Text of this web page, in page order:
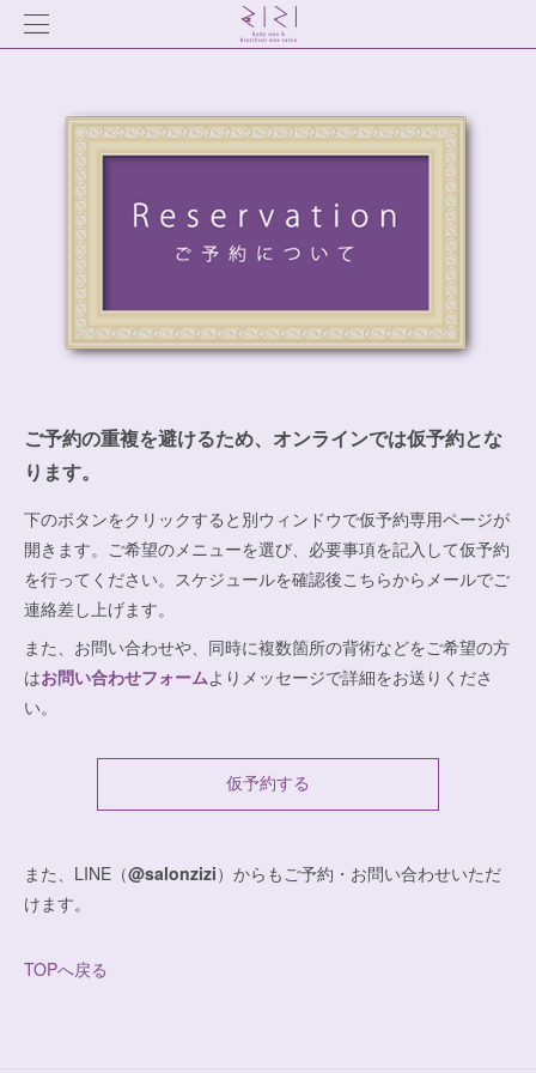
ご予約の重複を避けるため、オンラインでは仮予約とな
ります。
下のボタンをクリックすると別ウィンドウで仮予約専用ページが
開きます。ご希望のメニューを選び、必要事項を記入して仮予約
を行ってください。スケジュールを確認後こちらからメールでご
連絡差し上げます。
また、お問い合わせや、同時に複数箇所の背術などをご希望の方
はお問い合わせフォームよりメッセージで詳細をお送りくださ
い。
仮予約する
また、LINE（@salonzizi）からもご予約・お問い合わせいただ
けます。
TOPへ戻る